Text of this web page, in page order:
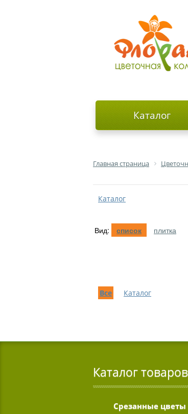
Каталог
Главная страница
Каталог
Вид: список плитка
Все Каталог
Каталог товаров
Срезанные цветы